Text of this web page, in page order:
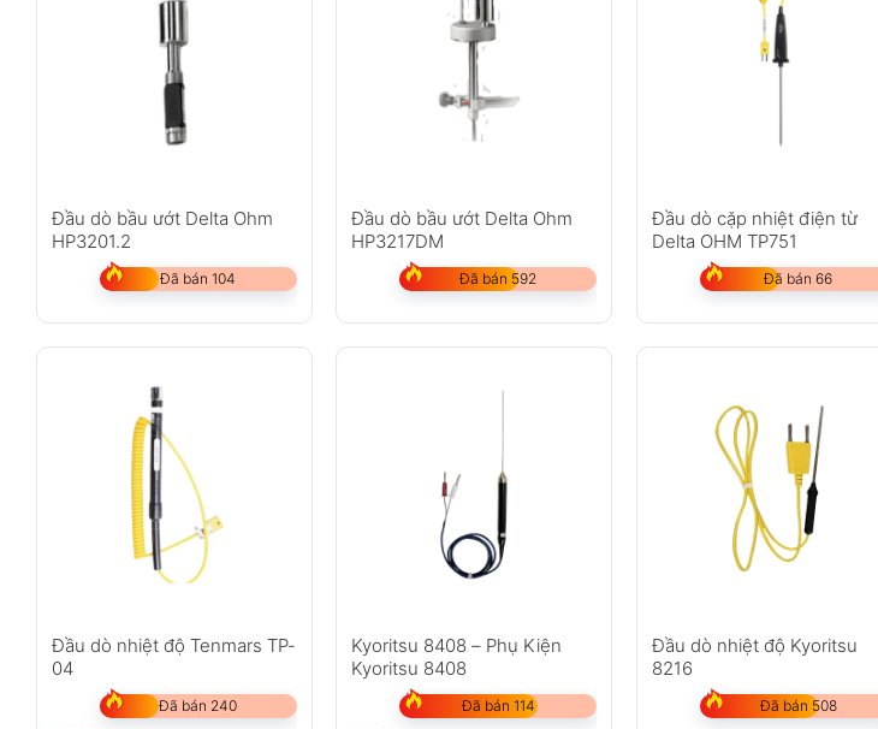
Đầu dò bầu ướt Delta Ohm
HP3201.2
Đã bán 104
Đầu dò bầu ướt Delta Ohm
HP3217DM
Đã bán 592
Đầu dò cặp nhiệt điện từ
Delta OHM TP751
Đã bán 66
Đầu dò nhiệt độ Tenmars TP-
04
Đã bán 240
Kyoritsu 8408 – Phụ Kiện
Kyoritsu 8408
Đã bán 114
Đầu dò nhiệt độ Kyoritsu
8216
Đã bán 508